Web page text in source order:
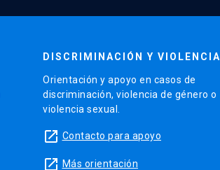
DISCRIMINACIÓN Y VIOLENCIA
Orientación y apoyo en casos de
discriminación, violencia de género o
violencia sexual.
launch Contacto para apoyo
launch Más orientación